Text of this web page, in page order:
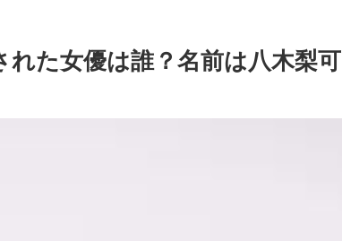
れた女優は誰？名前は八木梨可